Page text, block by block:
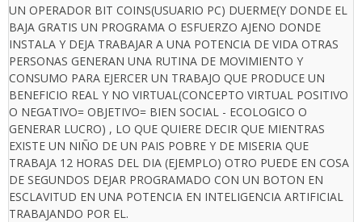
UN OPERADOR BIT COINS(USUARIO PC) DUERME(Y DONDE EL
BAJA GRATIS UN PROGRAMA O ESFUERZO AJENO DONDE
INSTALA Y DEJA TRABAJAR A UNA POTENCIA DE VIDA OTRAS
PERSONAS GENERAN UNA RUTINA DE MOVIMIENTO Y
CONSUMO PARA EJERCER UN TRABAJO QUE PRODUCE UN
BENEFICIO REAL Y NO VIRTUAL(CONCEPTO VIRTUAL POSITIVO
O NEGATIVO= OBJETIVO= BIEN SOCIAL - ECOLOGICO O
GENERAR LUCRO) , LO QUE QUIERE DECIR QUE MIENTRAS
EXISTE UN NIÑO DE UN PAIS POBRE Y DE MISERIA QUE
TRABAJA 12 HORAS DEL DIA (EJEMPLO) OTRO PUEDE EN COSA
DE SEGUNDOS DEJAR PROGRAMADO CON UN BOTON EN
ESCLAVITUD EN UNA POTENCIA EN INTELIGENCIA ARTIFICIAL
TRABAJANDO POR EL.